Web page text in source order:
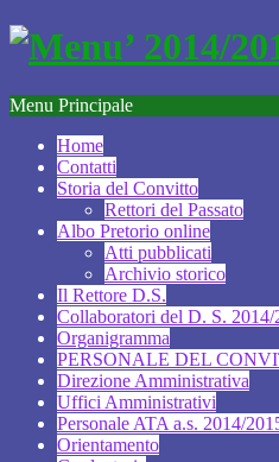
Menu Principale
Home
Contatti
Storia del Convitto
Rettori del Passato
Albo Pretorio online
Atti pubblicati
Archivio storico
Il Rettore D.S.
Collaboratori del D. S. 2014/
Organigramma
PERSONALE DEL
Direzione Amministrativa
Uffici Amministrativi
Personale ATA a.s. 2014/
Orientamento